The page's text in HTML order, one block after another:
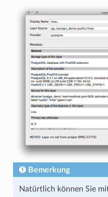
Bemerkung
Natürtlich können Sie